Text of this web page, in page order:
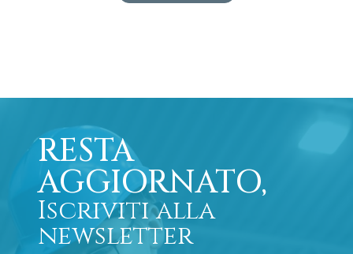
RESTA
AGGIORNATO,
Iscriviti alla
newsletter